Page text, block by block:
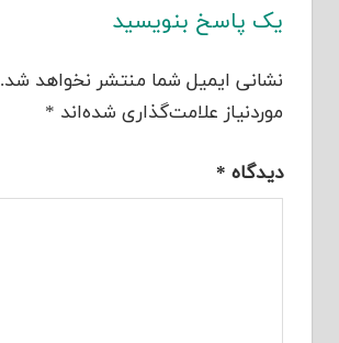
یک پاسخ بنویسید
نشانی ایمیل شما منتشر نخواهد شد.
موردنیاز علامت‌گذاری شده‌اند *
دیدگاه *